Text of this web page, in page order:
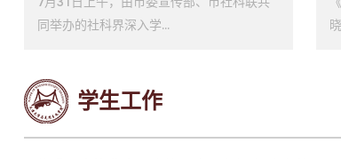
同举办的社科界深入学...
学生工作